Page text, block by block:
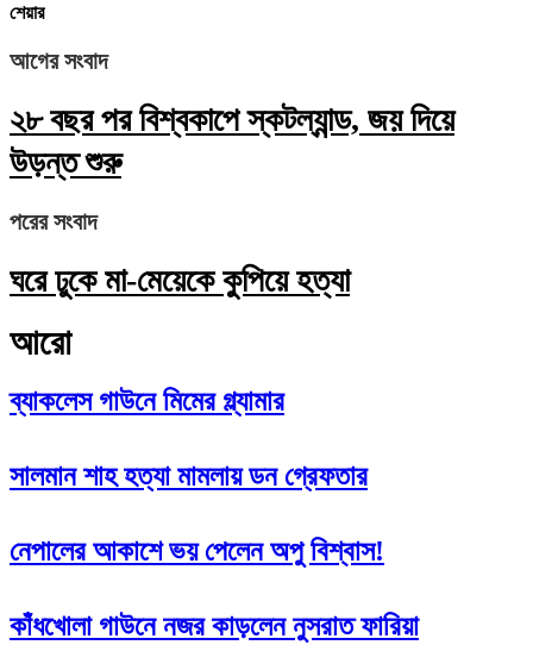
শেয়ার
আগের সংবাদ
২৮ বছর পর বিশ্বকাপে স্কটল্যান্ড, জয় দিয়ে
উড়ন্ত শুরু
পরের সংবাদ
ঘরে ঢুকে মা-মেয়েকে কুপিয়ে হত্যা
আরো
ব্যাকলেস গাউনে মিমের গ্ল্যামার
সালমান শাহ হত্যা মামলায় ডন গ্রেফতার
নেপালের আকাশে ভয় পেলেন অপু বিশ্বাস!
কাঁধখোলা গাউনে নজর কাড়লেন নুসরাত ফারিয়া